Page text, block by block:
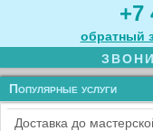
+7
обратный
Популярные услуги
Доставка до